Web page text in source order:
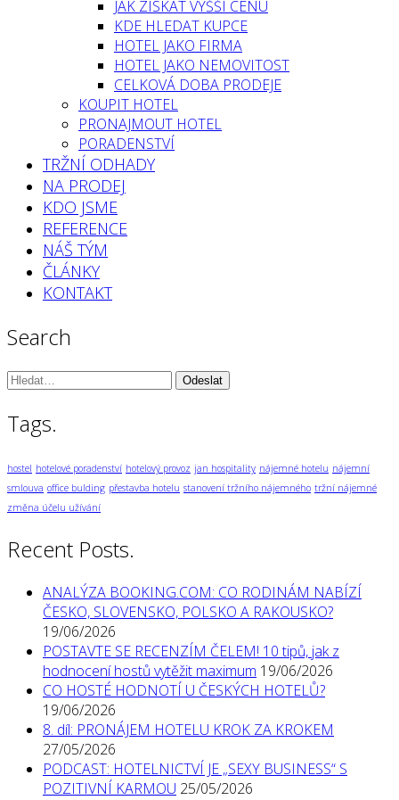
JAK ZÍSKAT VYŠŠÍ CENU
KDE HLEDAT KUPCE
HOTEL JAKO FIRMA
HOTEL JAKO NEMOVITOST
CELKOVÁ DOBA PRODEJE
KOUPIT HOTEL
PRONAJMOUT HOTEL
PORADENSTVÍ
TRŽNÍ ODHADY
NA PRODEJ
KDO JSME
REFERENCE
NÁŠ TÝM
ČLÁNKY
KONTAKT
Search
Vyhledávání:
Tags.
hostel hotelové poradenství hotelový provoz jan hospitality nájemné hotelu nájemní
smlouva office bulding přestavba hotelu stanovení tržního nájemného tržní nájemné
změna účelu užívání
Recent Posts.
ANALÝZA BOOKING.COM: CO RODINÁM NABÍZÍ
ČESKO, SLOVENSKO, POLSKO A RAKOUSKO?
19/06/2026
POSTAVTE SE RECENZÍM ČELEM! 10 tipů, jak z
hodnocení hostů vytěžit maximum 19/06/2026
CO HOSTÉ HODNOTÍ U ČESKÝCH HOTELŮ?
19/06/2026
8. díl: PRONÁJEM HOTELU KROK ZA KROKEM
27/05/2026
PODCAST: HOTELNICTVÍ JE „SEXY BUSINESS“ S
POZITIVNÍ KARMOU 25/05/2026